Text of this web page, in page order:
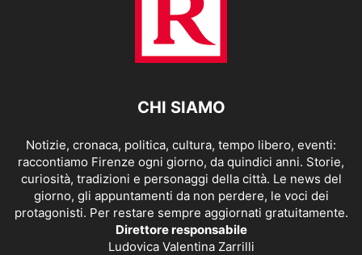
CHI SIAMO
Notizie, cronaca, politica, cultura, tempo libero, eventi:
raccontiamo Firenze ogni giorno, da quindici anni. Storie,
curiosità, tradizioni e personaggi della città. Le news del
giorno, gli appuntamenti da non perdere, le voci dei
protagonisti. Per restare sempre aggiornati gratuitamente.
Direttore responsabile
Ludovica Valentina Zarrilli